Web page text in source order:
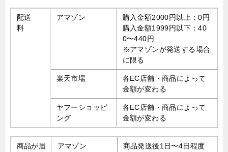
配送
料
アマゾン
購入金額2000円以上：0円
購入金額1999円以下：40
0〜440円
※アマゾンが発送する場合
に限る
楽天市場
各EC店舗・商品によって
金額が変わる
ヤフーショッピ
ング
各EC店舗・商品によって
金額が変わる
商品が届
アマゾン 商品発送後1日〜4日程度